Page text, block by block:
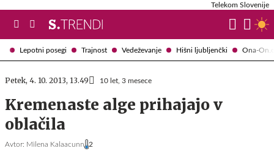
Lepotni posegi Trajnost Vedeževanje Hišni ljubljenčki Ona-
Telekom Slovenije
Petek, 4. 10. 2013, 13.49 10 let, 3 mesece
Kremenaste alge prihajajo v
oblačila
Avtor: Milena Kalaacunn 2